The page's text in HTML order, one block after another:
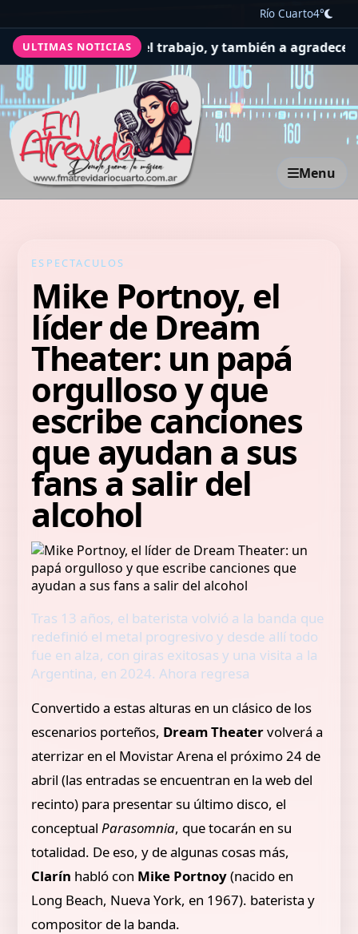
Río Cuarto4°
ULTIMAS NOTICIAS
salud y el trabajo, y también a agradecer El Concejo
Menu
ESPECTACULOS
Mike Portnoy, el
líder de Dream
Theater: un papá
orgulloso y que
escribe canciones
que ayudan a sus
fans a salir del
alcohol
Tras 13 años, el baterista volvió a la banda que
redefinió el metal progresivo y desde allí todo
fue en alza, con giras exitosas y una visita a la
Argentina, en 2024. Ahora regresa
Convertido a estas alturas en un clásico de los
escenarios porteños, Dream Theatervolverá a
aterrizar en el Movistar Arena el próximo 24 de
abril (las entradas se encuentran en la web del
recinto) para presentar su último disco, el
conceptualParasomnia, que tocarán en su
totalidad. De eso, y de algunas cosas más,
Clarín habló con Mike Portnoy(nacido en
Long Beach, Nueva York, en 1967). baterista y
compositor de la banda.